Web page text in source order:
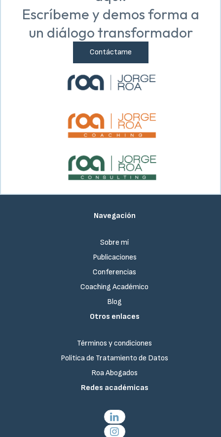
Escríbeme y demos forma a
un diálogo transformador
Contáctame
Navegación
Sobre mí
Publicaciones
Conferencias
Coaching Académico
Blog
Otros enlaces
Términos y condiciones
Política de Tratamiento de Datos
Roa Abogados
Redes académicas